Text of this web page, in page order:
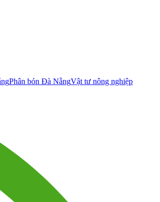
Phân bón Đà NẵngVật tư nông nghiệp